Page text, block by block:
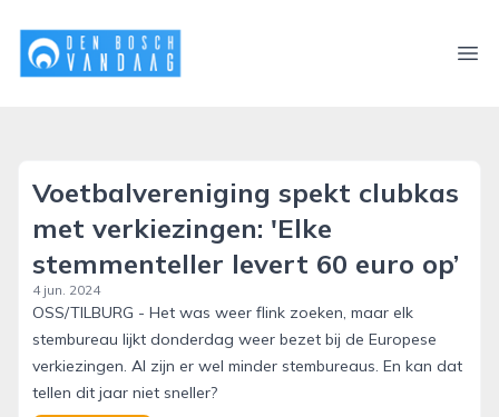
denboschvandaag.nl
Voetbalvereniging spekt clubkas
met verkiezingen: 'Elke
stemmenteller levert 60 euro op’
4 jun. 2024
OSS/TILBURG - Het was weer flink zoeken, maar elk
stembureau lijkt donderdag weer bezet bij de Europese
verkiezingen. Al zijn er wel minder stembureaus. En kan dat
tellen dit jaar niet sneller?